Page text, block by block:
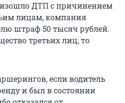
ДТП с причинением
лицам, компания
штраф 50 тысяч рублей.
третьих лиц, то
если водитель
и был в состоянии